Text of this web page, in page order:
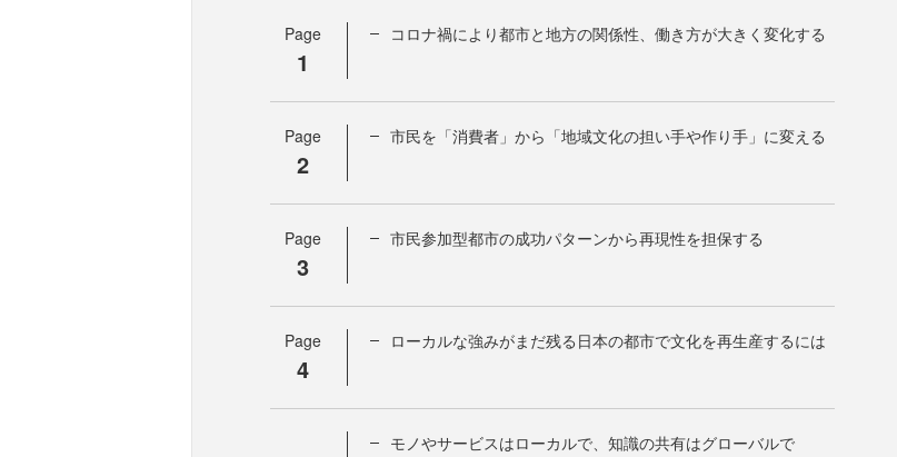
Page
1
コロナ禍により都市と地方の関係性、働き方が大きく変化する
Page
2
市民を「消費者」から「地域文化の担い手や作り手」に変える
Page
3
市民参加型都市の成功パターンから再現性を担保する
Page
4
ローカルな強みがまだ残る日本の都市で文化を再生産するには
モノやサービスはローカルで、知識の共有はグローバルで